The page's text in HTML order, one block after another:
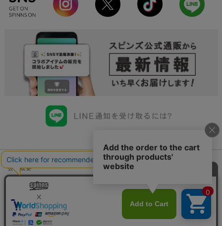
会社概要 会員規約について
店舗一覧
特定商取引法に基づく表示 古物商許可申請番号一覧
お問い合わせ